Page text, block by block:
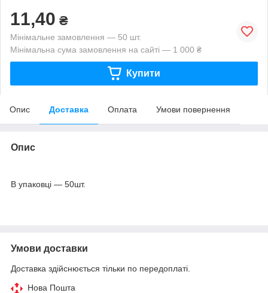
11,40 ₴
Мінімальне замовлення — 50 шт.
Мінімальна сума замовлення на сайті — 1 000 ₴
Купити
Опис Доставка Оплата Умови повернення
Опис
В упаковці ― 50шт.
Умови доставки
Доставка здійснюється тільки по передоплаті.
Нова Пошта